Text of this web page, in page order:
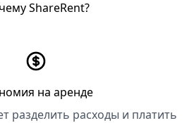
ShareRent?
на аренде
разделить расходы и платить